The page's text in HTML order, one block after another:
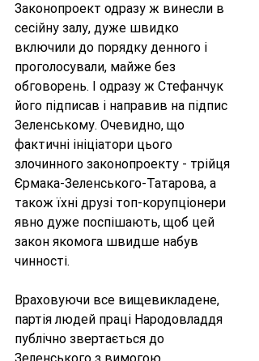
Законопроект одразу ж винесли в
сесійну залу, дуже швидко
включили до порядку денного і
проголосували, майже без
обговорень. І одразу ж Стефанчук
його підписав і направив на підпис
Зеленському. Очевидно, що
фактичні ініціатори цього
злочинного законопроекту - трійця
Єрмака-Зеленського-Татарова, а
також їхні друзі топ-корупціонери
явно дуже поспішають, щоб цей
закон якомога швидше набув
чинності.
Враховуючи все вищевикладене,
партія людей праці Народовладдя
публічно звертається до